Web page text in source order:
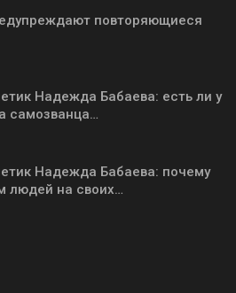
повторяющиеся
Надежда Бабаева: есть ли у
самозванца…
Надежда Бабаева: почему
людей на своих…